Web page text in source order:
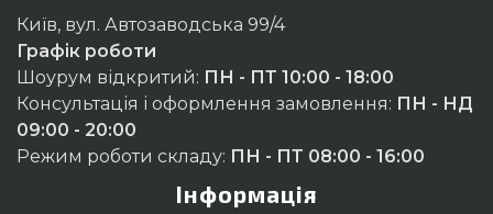
Київ, вул. Автозаводська 99/4
Графік роботи
Шоурум відкритий: ПН - ПТ 10:00 - 18:00
Консультація і оформлення замовлення: ПН - НД
09:00 - 20:00
Режим роботи складу: ПН - ПТ 08:00 - 16:00
Інформація